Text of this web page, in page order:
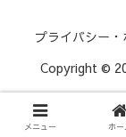
プライバシー
Copyright ©
メニュー ホー